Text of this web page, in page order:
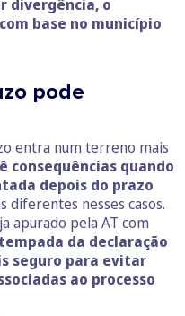
divergência, o
base no município
pode
entra num terreno mais
consequências quando
depois do prazo
diferentes nesses casos.
apurado pela AT com
da declaração
seguro para evitar
ao processo